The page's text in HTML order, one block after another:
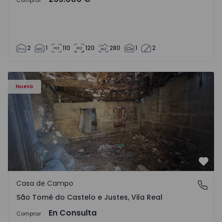
2 1 110 120 280 1 2
Nuevo
Casa Vila Real, São Tomé do Castelo e Justes - 1575189 - 1
São Tomé do Castelo e Justes, Vila Real
Casa de Campo
São Tomé do Castelo e Justes, Vila Real
Comprar En Consulta